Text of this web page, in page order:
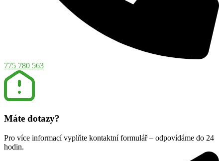
775 780 563
Máte dotazy?
Pro více informací vyplňte kontaktní formulář – odpovídáme do 24
hodin.